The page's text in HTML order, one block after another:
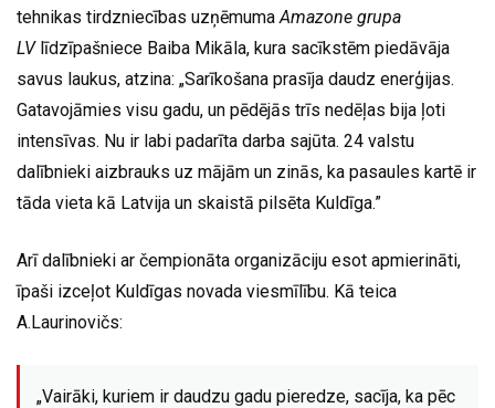
tehnikas tirdzniecības uzņēmuma Amazone grupa
LVlīdzīpašniece Baiba Mikāla, kura sacīkstēm piedāvāja
savus laukus, atzina: „Sarīkošana prasīja daudz enerģijas.
Gatavojāmies visu gadu, un pēdējās trīs nedēļas bija ļoti
intensīvas. Nu ir labi padarīta darba sajūta. 24 valstu
dalībnieki aizbrauks uz mājām un zinās, ka pasaules kartē ir
tāda vieta kā Latvija un skaistā pilsēta Kuldīga.”
Arī dalībnieki ar čempionāta organizāciju esot apmierināti,
īpaši izceļot Kuldīgas novada viesmīlību. Kā teica
A.Laurinovičs:
„Vairāki, kuriem ir daudzu gadu pieredze, sacīja, ka pēc